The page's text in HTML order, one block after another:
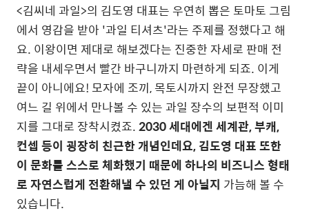
<김씨네 과일>의 김도영 대표는 우연히 뽑은 토마토 그림
에서 영감을 받아 '과일 티셔츠'라는 주제를 정했다고 해
요. 이왕이면 제대로 해보겠다는 진중한 자세로 판매 전
략을 내세우면서 빨간 바구니까지 마련하게 되죠. 이게
끝이 아니에요! 모자에 조끼, 목토시까지 완전 무장했고
여느 길 위에서 만나볼 수 있는 과일 장수의 보편적 이미
지를 그대로 장착시켰죠.2030 세대에겐 세계관, 부캐,
컨셉 등이 굉장히 친근한 개념인데요, 김도영 대표 또한
이 문화를 스스로 체화했기 때문에 하나의 비즈니스 형태
로 자연스럽게 전환해낼 수 있던 게 아닐지 가늠해 볼 수
있습니다.